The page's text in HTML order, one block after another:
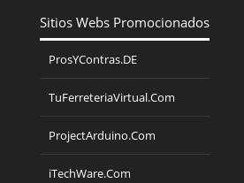
Sitios Webs Promocionados
ProsYContras.DE
TuFerreteriaVirtual.Com
ProjectArduino.Com
iTechWare.Com